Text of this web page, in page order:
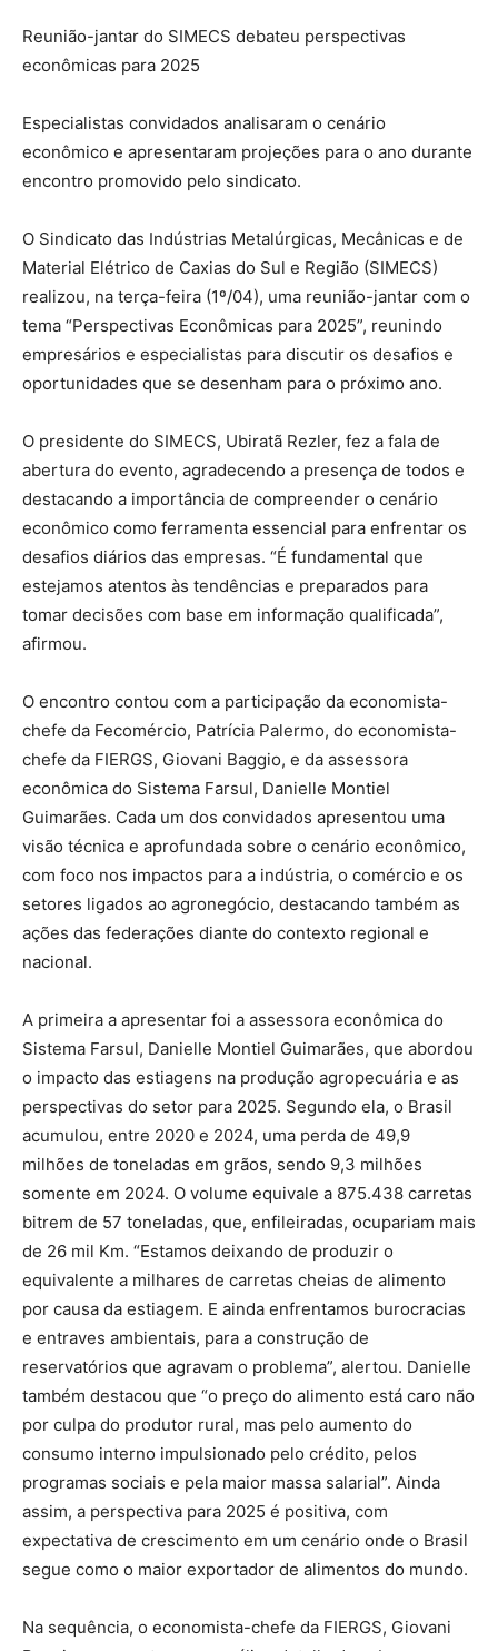
Reunião-jantar do SIMECS debateu perspectivas
econômicas para 2025
Especialistas convidados analisaram o cenário
econômico e apresentaram projeções para o ano durante
encontro promovido pelo sindicato.
O Sindicato das Indústrias Metalúrgicas, Mecânicas e de
Material Elétrico de Caxias do Sul e Região (SIMECS)
realizou, na terça-feira (1º/04), uma reunião-jantar com o
tema “Perspectivas Econômicas para 2025”, reunindo
empresários e especialistas para discutir os desafios e
oportunidades que se desenham para o próximo ano.
O presidente do SIMECS, Ubiratã Rezler, fez a fala de
abertura do evento, agradecendo a presença de todos e
destacando a importância de compreender o cenário
econômico como ferramenta essencial para enfrentar os
desafios diários das empresas. “É fundamental que
estejamos atentos às tendências e preparados para
tomar decisões com base em informação qualificada”,
afirmou.
O encontro contou com a participação da economista-
chefe da Fecomércio, Patrícia Palermo, do economista-
chefe da FIERGS, Giovani Baggio, e da assessora
econômica do Sistema Farsul, Danielle Montiel
Guimarães. Cada um dos convidados apresentou uma
visão técnica e aprofundada sobre o cenário econômico,
com foco nos impactos para a indústria, o comércio e os
setores ligados ao agronegócio, destacando também as
ações das federações diante do contexto regional e
nacional.
A primeira a apresentar foi a assessora econômica do
Sistema Farsul, Danielle Montiel Guimarães, que abordou
o impacto das estiagens na produção agropecuária e as
perspectivas do setor para 2025. Segundo ela, o Brasil
acumulou, entre 2020 e 2024, uma perda de 49,9
milhões de toneladas em grãos, sendo 9,3 milhões
somente em 2024. O volume equivale a 875.438 carretas
bitrem de 57 toneladas, que, enfileiradas, ocupariam mais
de 26 mil Km. “Estamos deixando de produzir o
equivalente a milhares de carretas cheias de alimento
por causa da estiagem. E ainda enfrentamos burocracias
e entraves ambientais, para a construção de
reservatórios que agravam o problema”, alertou. Danielle
também destacou que “o preço do alimento está caro não
por culpa do produtor rural, mas pelo aumento do
consumo interno impulsionado pelo crédito, pelos
programas sociais e pela maior massa salarial”. Ainda
assim, a perspectiva para 2025 é positiva, com
expectativa de crescimento em um cenário onde o Brasil
segue como o maior exportador de alimentos do mundo.
Na sequência, o economista-chefe da FIERGS, Giovani